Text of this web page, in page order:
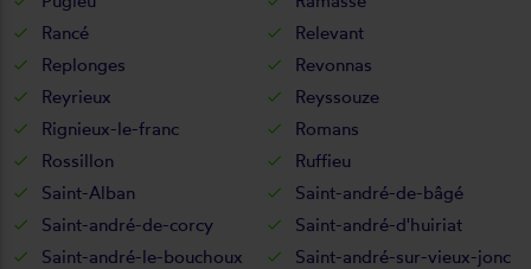
Rancé
Relevant
Replonges
Revonnas
Reyrieux
Reyssouze
Rignieux-le-franc
Romans
Rossillon
Ruffieu
Saint-Alban
Saint-andré-de-bâgé
Saint-andré-de-corcy
Saint-andré-d'huiriat
Saint-andré-le-bouchoux
Saint-andré-sur-vieux-jonc